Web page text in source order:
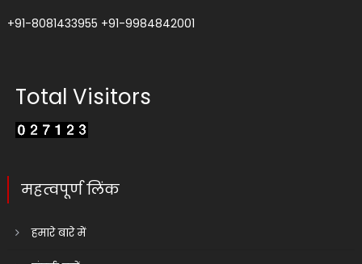
+91-8081433955 +91-9984842001
Total Visitors
महत्वपूर्ण लिंक
हमारे बारे में